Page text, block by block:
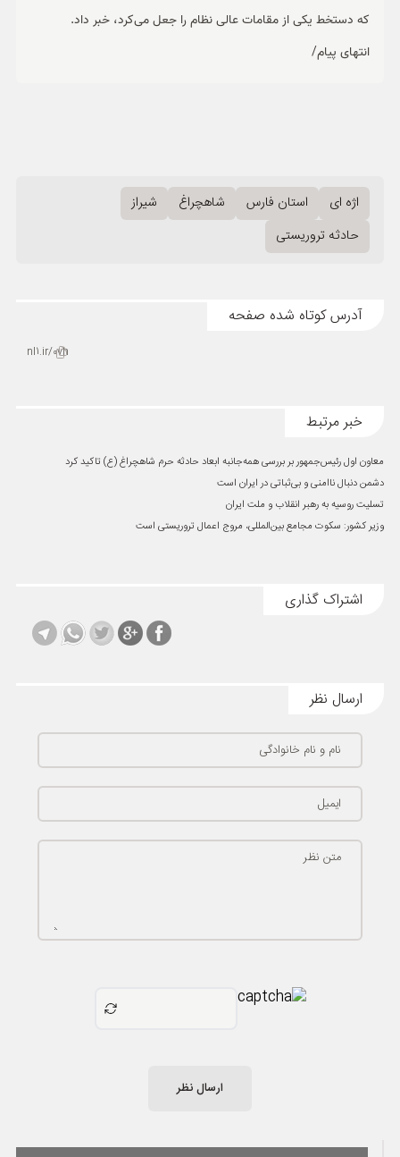
که دستخط یکی از مقامات عالی نظام را جعل می‌کرد، خبر داد.
انتهای پیام/
اژه ای استان فارس شاهچراغ
شیراز
حادثه تروریستی
آدرس کوتاه شده صفحه
nl1.ir/0vh
خبر مرتبط
معاون اول رئیس‌جمهور بر بررسی همه‌جانبه ابعاد حادثه حرم شاهچراغ (ع) تاکید کرد
دشمن دنبال ناامنی و بی‌ثباتی در ایران است
تسلیت روسیه به رهبر انقلاب و ملت ایران
وزیر کشور: سکوت مجامع بین‌المللی، مروج اعمال تروریستی است
اشتراک گذاری
ارسال نظر
نام و نام خانوادگی
ایمیل
متن نظر
ارسال نظر